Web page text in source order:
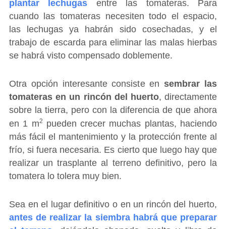
plantar lechugas entre las tomateras. Para
cuando las tomateras necesiten todo el espacio,
las lechugas ya habrán sido cosechadas, y el
trabajo de escarda para eliminar las malas hierbas
se habrá visto compensado doblemente.
Otra opción interesante consiste ensembrar las
tomateras en un rincón del huerto, directamente
sobre la tierra, pero con la diferencia de que ahora
en 1 m2
pueden crecer muchas plantas, haciendo
más fácil el mantenimiento y la protección frente al
frío, si fuera necesaria. Es cierto que luego hay que
realizar un trasplante al terreno definitivo, pero la
tomatera lo tolera muy bien.
Sea en el lugar definitivo o en un rincón del huerto,
antes de realizar la siembra habrá que preparar